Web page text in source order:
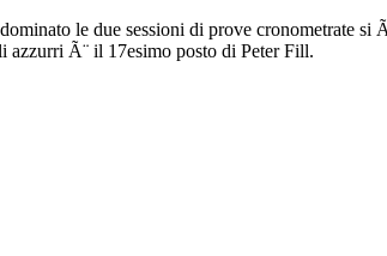
le due sessioni di prove cronometrate
Ã¨ il 17esimo posto di Peter Fill.